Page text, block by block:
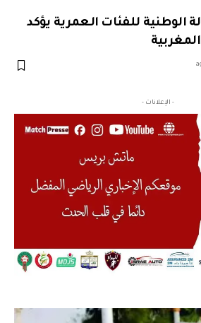
الوطنية للفئات العمرية يؤكد
- الإعلانات -